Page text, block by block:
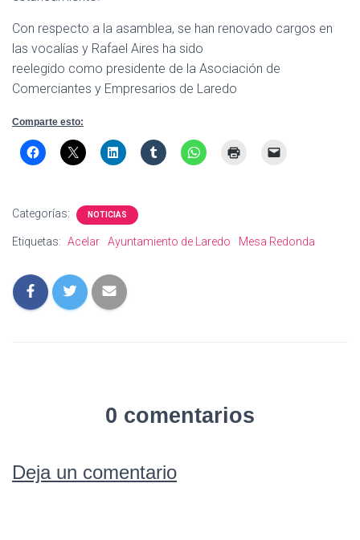
Con respecto a la asamblea, se han renovado cargos en
las vocalías y Rafael Aires ha sido
reelegido como presidente de la Asociación de
Comerciantes y Empresarios de Laredo
Comparte esto:
Categorías: NOTICIAS
Etiquetas: Acelar Ayuntamiento de Laredo Mesa Redonda
0 comentarios
Deja un comentario